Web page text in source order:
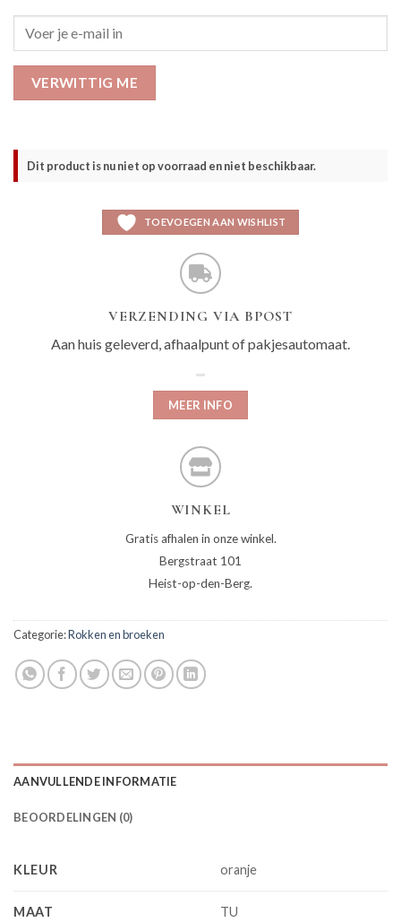
VERWITTIG ME
Dit product is nu niet op voorraad en niet beschikbaar.
TOEVOEGEN AAN WISHLIST
VERZENDING VIA BPOST
Aan huis geleverd, afhaalpunt of pakjesautomaat.
MEER INFO
WINKEL
Gratis afhalen in onze winkel.
Bergstraat 101
Heist-op-den-Berg.
Categorie:Rokken en broeken
AANVULLENDE INFORMATIE
BEOORDELINGEN (0)
KLEUR oranje
MAAT TU